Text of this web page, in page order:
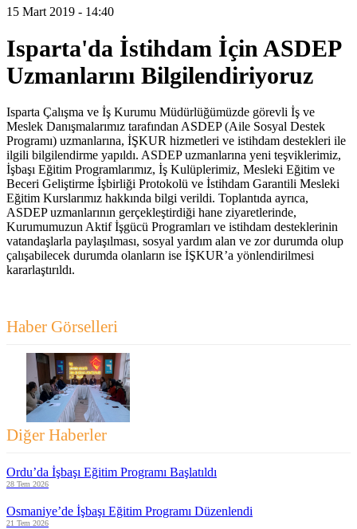
15 Mart 2019 - 14:40
Isparta'da İstihdam İçin ASDEP
Uzmanlarını Bilgilendiriyoruz
Isparta Çalışma ve İş Kurumu Müdürlüğümüzde görevli İş ve
Meslek Danışmalarımız tarafından ASDEP (Aile Sosyal Destek
Programı) uzmanlarına, İŞKUR hizmetleri ve istihdam destekleri ile
ilgili bilgilendirme yapıldı. ASDEP uzmanlarına yeni teşviklerimiz,
İşbaşı Eğitim Programlarımız, İş Kulüplerimiz, Mesleki Eğitim ve
Beceri Geliştirme İşbirliği Protokolü ve İstihdam Garantili Mesleki
Eğitim Kurslarımız hakkında bilgi verildi. Toplantıda ayrıca,
ASDEP uzmanlarının gerçekleştirdiği hane ziyaretlerinde,
Kurumumuzun Aktif İşgücü Programları ve istihdam desteklerinin
vatandaşlarla paylaşılması, sosyal yardım alan ve zor durumda olup
çalışabilecek durumda olanların ise İŞKUR’a yönlendirilmesi
kararlaştırıldı.
Haber Görselleri
Diğer Haberler
Ordu’da İşbaşı Eğitim Programı Başlatıldı
28 Tem 2026
Osmaniye’de İşbaşı Eğitim Programı Düzenlendi
21 Tem 2026